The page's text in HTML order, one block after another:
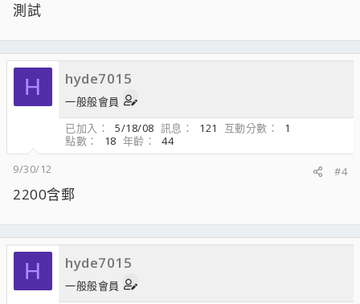
測試
H hyde7015
一般般會員
已加入
5/18/08 訊息 121 互動分數
1
點數
18 年齡
44
9/30/12
#4
2200含郵
H hyde7015
一般般會員